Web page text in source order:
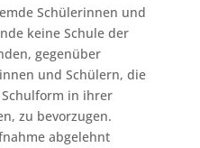
Schülerinnen und
keine Schule der
gegenüber
und Schülern, die
in ihrer
zu bevorzugen.
abgelehnt